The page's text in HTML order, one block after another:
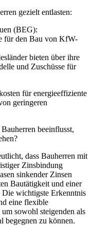
gezielt entlasten:
(BEG):
für den Bau von KfW-
bieten über ihre
und Zuschüsse für
für energieeffiziente
geringeren
beeinflusst,
dass Bauherren mit
Zinsbindung
sinkender Zinsen
Bautätigkeit und einer
Die wichtigste Erkenntnis
eine flexible
sowohl steigenden als
begegnen zu können.